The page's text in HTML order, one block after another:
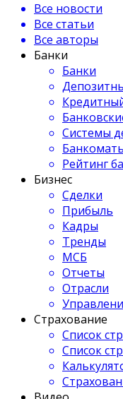
Все новости
Все статьи
Все авторы
Банки
Банки
Системы
Рейтинг
Бизнес
Сделки
Прибыль
Кадры
Тренды
МСБ
Отчеты
Отрасли
Страхование
Список
Список